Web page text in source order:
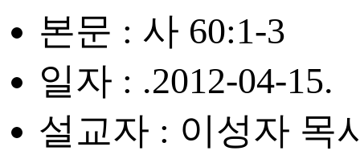
본문 : 사 60:1-3
일자 : .2012-04-15.
설교자 : 이성자 목